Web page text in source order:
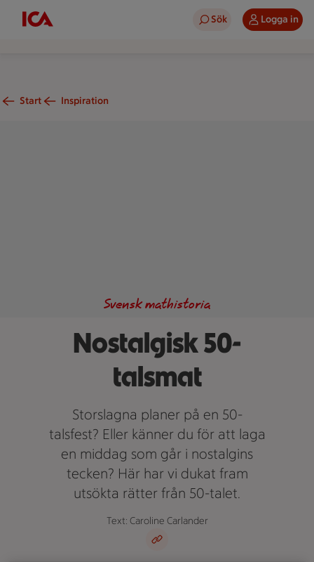
Sök Logga in
Start Inspiration
Nostalgisk 50-
talsmat
Svensk mathistoria
Storslagna planer på en 50-
talsfest? Eller känner du för att laga
en middag som går i nostalgins
tecken? Här har vi dukat fram
utsökta rätter från 50-talet.
Text: Caroline Carlander